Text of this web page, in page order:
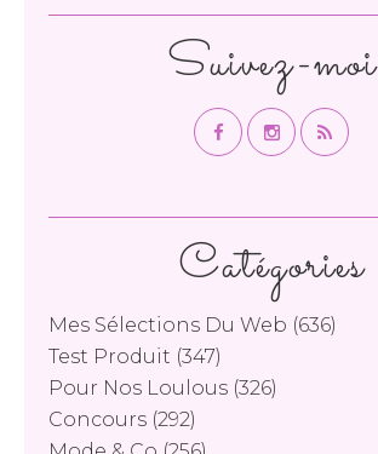
Catégories
Mes Sélections Du Web (636)
Test Produit (347)
Pour Nos Loulous (326)
Concours (292)
Suivez-moi